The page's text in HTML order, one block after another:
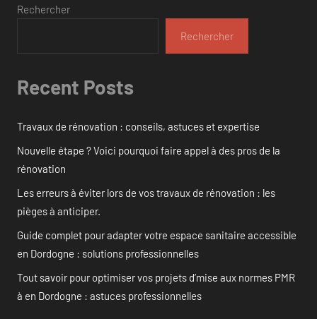
Rechercher
Rechercher
Recent Posts
Travaux de rénovation : conseils, astuces et expertise
Nouvelle étape ? Voici pourquoi faire appel à des pros de la
rénovation
Les erreurs à éviter lors de vos travaux de rénovation : les
pièges à anticiper.
Guide complet pour adapter votre espace sanitaire accessible
en Dordogne : solutions professionnelles
Tout savoir pour optimiser vos projets d’mise aux normes PMR
à en Dordogne : astuces professionnelles